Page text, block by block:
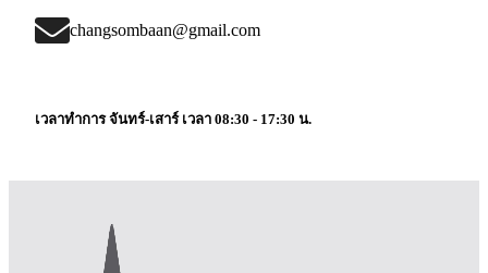
changsombaan@gmail.com
เวลาทำการ จันทร์-เสาร์ เวลา 08:30 - 17:30 น.